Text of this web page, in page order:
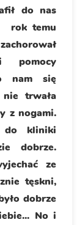
do nas
rok temu
pomocy
nam się
trwała
z nogami.
do kliniki
dobrze.
ze
tęskni,
dobrze
No i